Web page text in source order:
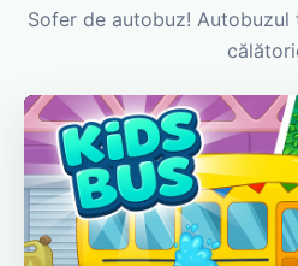
Sofer de autobuz!